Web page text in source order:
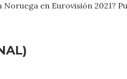
Noruega en Eurovisión 2021?